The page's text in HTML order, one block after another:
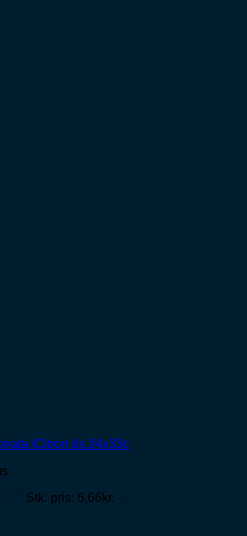
/Citron ds 24x33c
Stk. pris: 6,66kr.